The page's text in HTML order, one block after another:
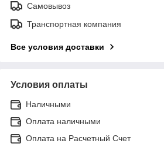
Самовывоз
Транспортная компания
Все условия доставки
Условия оплаты
Наличными
Оплата наличными
Оплата на Расчетный Счет